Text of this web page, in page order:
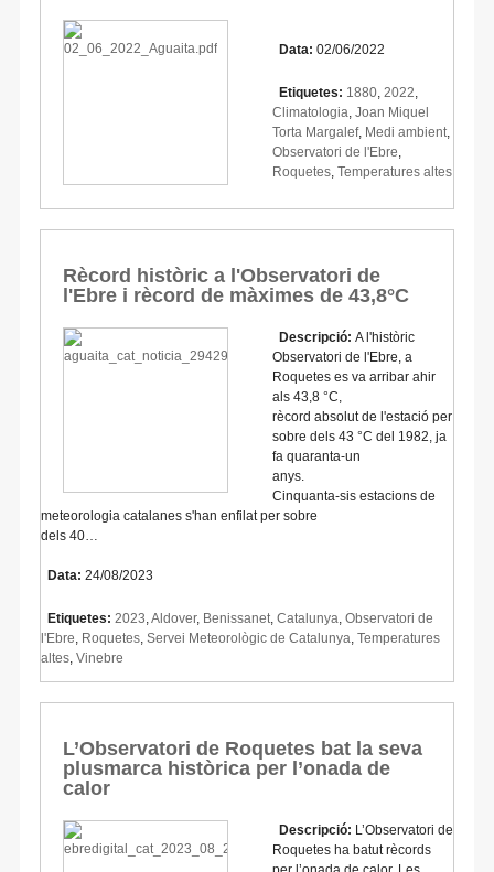
Data: 02/06/2022
Etiquetes: 1880 2022
Climatologia Joan Miquel
Torta Margalef, Medi ambient
Observatori de l'Ebre
Roquetes Temperatures altes
Rècord històric a l'Observatori de
l'Ebre i rècord de màximes de 43,8°C
Descripció: A l'històric
Observatori de l'Ebre, a
Roquetes es va arribar ahir
als 43,8 °C,
rècord absolut de l'estació per
sobre dels 43 °C del 1982, ja
fa quaranta-un
anys.
Cinquanta-sis estacions de
meteorologia catalanes s'han enfilat per sobre
dels 40…
Data: 24/08/2023
Etiquetes: 2023 Aldover, Benissanet Catalunya Observatori de
l'Ebre Roquetes Servei Meteorològic de Catalunya Temperatures
altes Vinebre
L’Observatori de Roquetes bat la seva
plusmarca històrica per l’onada de
calor
Descripció: L’Observatori de
Roquetes ha batut rècords